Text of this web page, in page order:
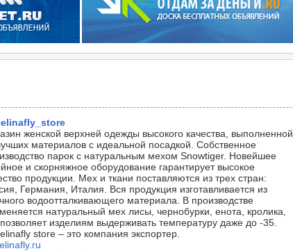
женской верхней одежды высокого качества, выполненной
материалов с идеальной посадкой. Собственное
парок с натуральным мехом Snowtiger. Новейшее
и скорняжное оборудование гарантирует высокое
продукции. Мех и ткани поставляются из трех стран:
Германия, Италия. Вся продукция изготавливается из
водоотталкивающего материала. В производстве
натуральный мех лисы, чернобурки, енота, кролика,
изделиям выдерживать температуру даже до -35.
store – это компания экспортер.